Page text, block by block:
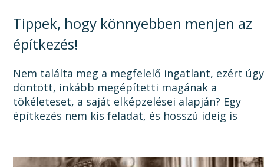
Tippek, hogy könnyebben menjen az
építkezés!
Nem találta meg a megfelelő ingatlant, ezért úgy
döntött, inkább megépítetti magának a
tökéleteset, a saját elképzelései alapján? Egy
építkezés nem kis feladat, és hosszú ideig is